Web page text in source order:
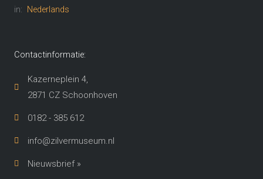
in:
Nederlands
Contactinformatie:
Kazerneplein 4,
2871 CZ Schoonhoven​
0182 - 385 612
info@zilvermuseum.nl
Nieuwsbrief »